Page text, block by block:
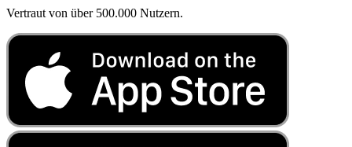
Vertraut von über 500.000 Nutzern.